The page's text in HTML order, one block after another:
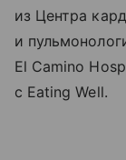
из Центра
и
El Camino
с Eating Well.